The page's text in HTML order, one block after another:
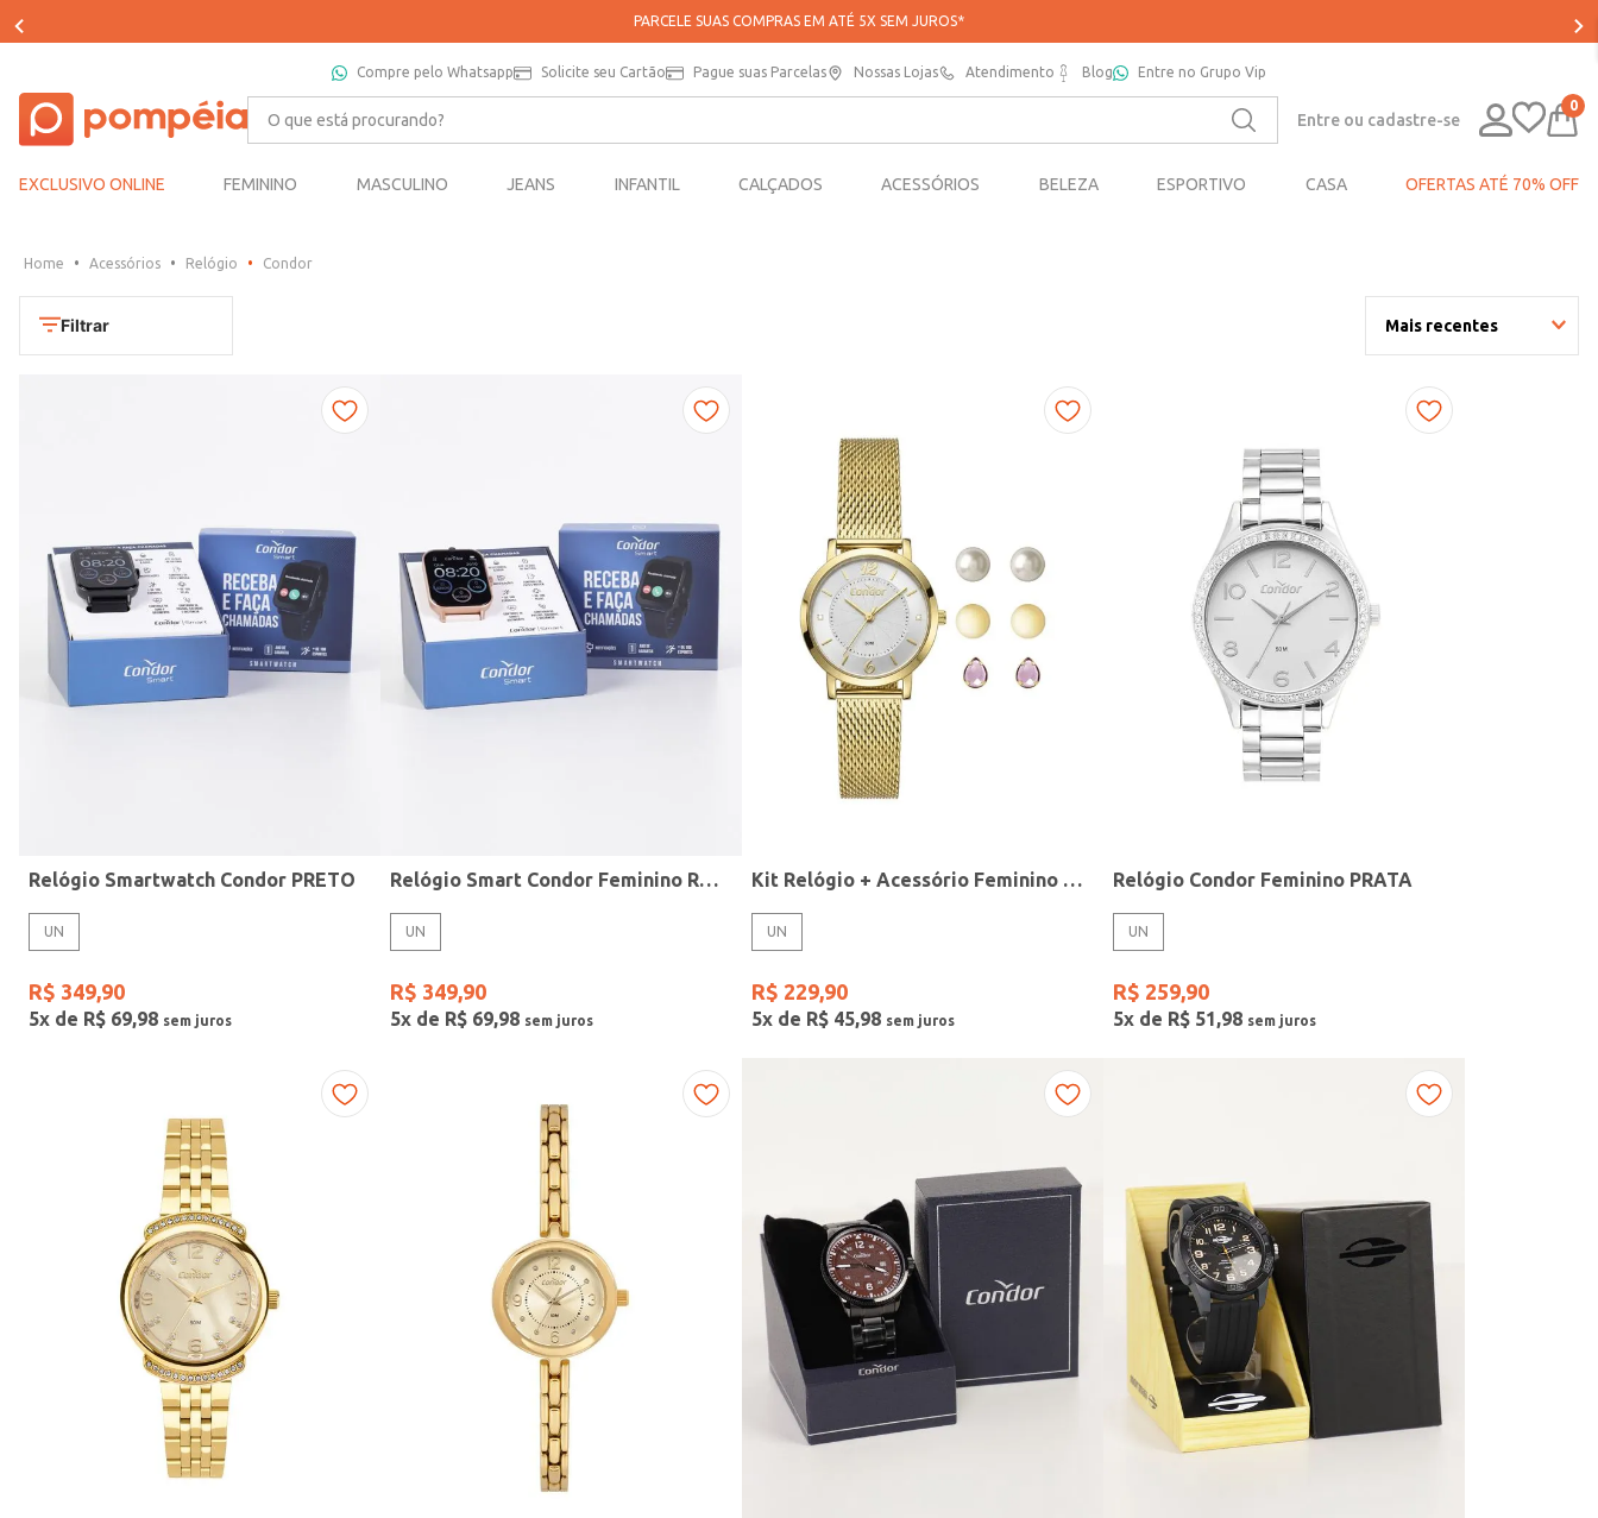
PARCELE SUAS COMPRAS EM ATÉ 5X SEM JUROS*
Compre pelo Whatsapp Solicite seu Cartão Pague suas Parcelas Nossas Lojas Atendimento Blog Entre no Grupo Vip
O que está procurando?
Entre ou cadastre-se
0
EXCLUSIVO ONLINE FEMININO MASCULINO JEANS INFANTIL CALÇADOS ACESSÓRIOS BELEZA ESPORTIVO CASA OFERTAS ATÉ 70% OFF
Acessórios Relógio Condor
Filtrar Mais recentes
UN
Mormaii
Casio
Gang
Prata
Preto
Rose
Estilo
Relógio Smartwatch Condor PRETO
UN
R$ 349,90
5x de R$ 69,98
Relógio Smart Condor Feminino ROSE
UN
R$ 349,90
5x de R$ 69,98
Kit Relógio + Acessório Feminino DOURADO
UN
R$ 229,90
5x de R$ 45,98
Relógio Condor Feminino PRATA
UN
R$ 259,90
5x de R$ 51,98